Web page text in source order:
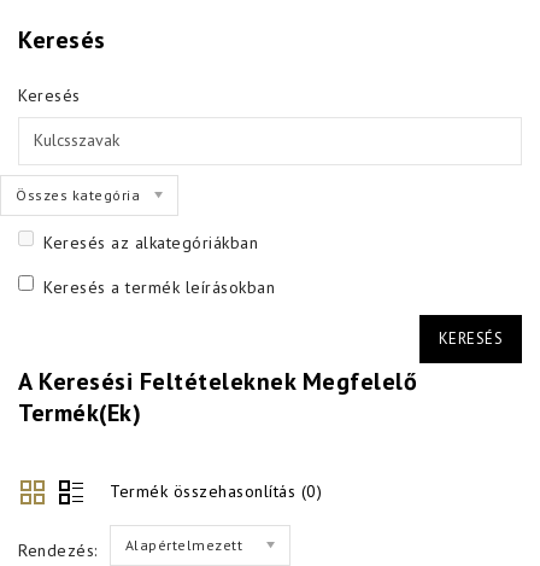
Keresés
Keresés
Összes kategória
Keresés az alkategóriákban
Keresés a termék leírásokban
A Keresési Feltételeknek Megfelelő
Termék(ek)
Termék összehasonlítás (0)
Rendezés: Alapértelmezett